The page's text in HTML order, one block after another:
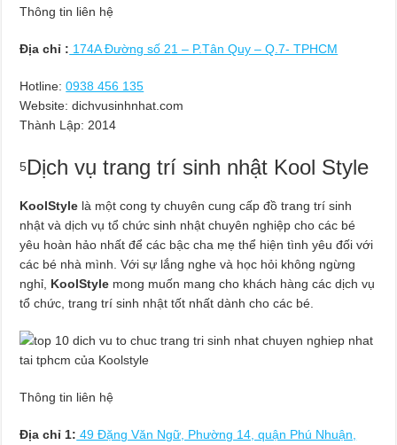
Thông tin liên hệ
Địa chỉ : 174A Đường số 21 – P.Tân Quy – Q.7- TPHCM
Hotline: 0938 456 135
Website: dichvusinhnhat.com
Thành Lập: 2014
5Dịch vụ trang trí sinh nhật Kool Style
KoolStyle là một cong ty chuyên cung cấp đồ trang trí sinh
nhật và dịch vụ tổ chức sinh nhật chuyên nghiệp cho các bé
yêu hoàn hảo nhất để các bậc cha mẹ thể hiện tình yêu đối với
các bé nhà mình. Với sự lắng nghe và học hỏi không ngừng
nghỉ, KoolStyle mong muốn mang cho khách hàng các dịch vụ
tổ chức, trang trí sinh nhật tốt nhất dành cho các bé.
Thông tin liên hệ
Địa chỉ 1: 49 Đặng Văn Ngữ, Phường 14, quận Phú Nhuận,